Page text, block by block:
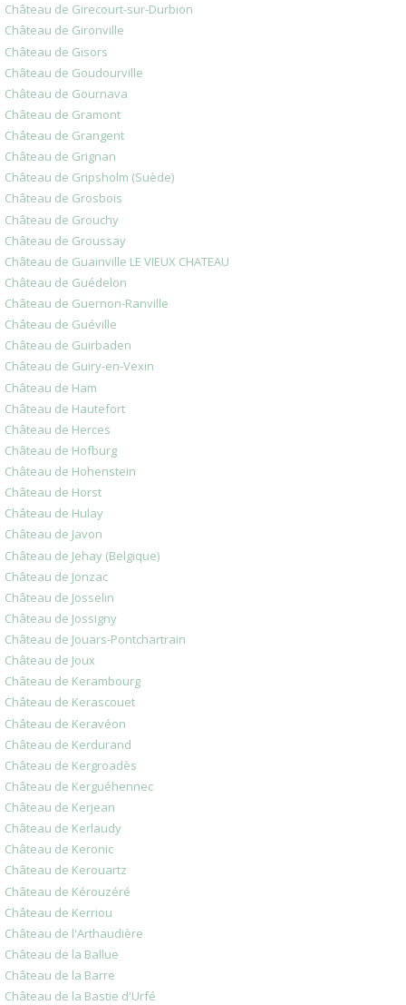
Château de Girecourt-sur-Durbion
Château de Gironville
Château de Gisors
Château de Goudourville
Château de Gournava
Château de Gramont
Château de Grangent
Château de Grignan
Château de Gripsholm (Suède)
Château de Grosbois
Château de Grouchy
Château de Groussay
Château de Guainville LE VIEUX CHATEAU
Château de Guédelon
Château de Guernon-Ranville
Château de Guéville
Château de Guirbaden
Château de Guiry-en-Vexin
Château de Ham
Château de Hautefort
Château de Herces
Château de Hofburg
Château de Hohenstein
Château de Horst
Château de Hulay
Château de Javon
Château de Jehay (Belgique)
Château de Jonzac
Château de Josselin
Château de Jossigny
Château de Jouars-Pontchartrain
Château de Joux
Château de Kerambourg
Château de Kerascouet
Château de Keravéon
Château de Kerdurand
Château de Kergroadès
Château de Kerguéhennec
Château de Kerjean
Château de Kerlaudy
Château de Keronic
Château de Kerouartz
Château de Kérouzéré
Château de Kerriou
Château de l'Arthaudière
Château de la Ballue
Château de la Barre
Château de la Bastie d'Urfé